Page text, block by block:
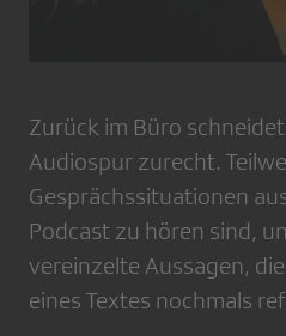
Zurück im Büro
Audiospur zurecht.
Gesprächssituationen
Podcast zu hören sind,
vereinzelte Aussagen,
eines Textes nochmals